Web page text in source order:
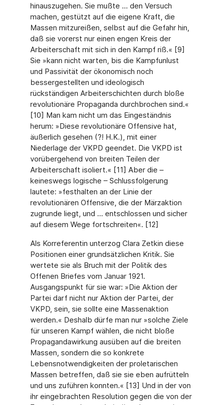
hinauszugehen. Sie mußte ... den Versuch
machen, gestützt auf die eigene Kraft, die
Massen mitzureißen, selbst auf die Gefahr hin,
daß sie vorerst nur einen engen Kreis der
Arbeiterschaft mit sich in den Kampf riß.« [9]
Sie »kann nicht warten, bis die Kampfunlust
und Passivität der ökonomisch noch
bessergestellten und ideologisch
rückständigen Arbeiterschichten durch bloße
revolutionäre Propaganda durchbrochen sind.«
[10] Man kam nicht um das Eingeständnis
herum: »Diese revolutionäre Offensive hat,
äußerlich gesehen (?! H.K.), mit einer
Niederlage der VKPD geendet. Die VKPD ist
vorübergehend von breiten Teilen der
Arbeiterschaft isoliert.« [11] Aber die –
keineswegs logische – Schlussfolgerung
lautete: »festhalten an der Linie der
revolutionären Offensive, die der Märzaktion
zugrunde liegt, und ... entschlossen und sicher
auf diesem Wege fortschreiten«. [12]
Als Korreferentin unterzog Clara Zetkin diese
Positionen einer grundsätzlichen Kritik. Sie
wertete sie als Bruch mit der Politik des
Offenen Briefes vom Januar 1921.
Ausgangspunkt für sie war: »Die Aktion der
Partei darf nicht nur Aktion der Partei, der
VKPD, sein, sie sollte eine Massenaktion
werden.« Deshalb dürfe man nur »solche Ziele
für unseren Kampf wählen, die nicht bloße
Propagandawirkung ausüben auf die breiten
Massen, sondern die so konkrete
Lebensnotwendigkeiten der proletarischen
Massen betreffen, daß sie sie eben aufrütteln
und uns zuführen konnten.« [13] Und in der von
ihr eingebrachten Resolution gegen die von der